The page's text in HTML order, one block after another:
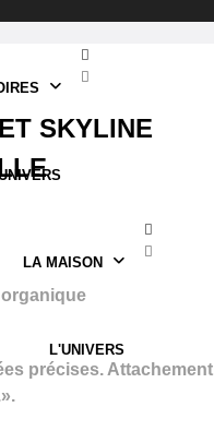
LA MAISON
L'UNIVERS
SKYLINE
précises. Attachement